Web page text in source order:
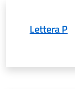
Lettera P